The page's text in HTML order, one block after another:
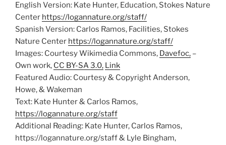
English Version: Kate Hunter, Education, Stokes Nature
Center https://logannature.org/staff/
Spanish Version: Carlos Ramos, Facilities, Stokes
Nature Center https://logannature.org/staff/
Images: Courtesy Wikimedia Commons, Davefoc, –
Own work, CC BY-SA 3.0, Link
Featured Audio: Courtesy & Copyright Anderson,
Howe, & Wakeman
Text: Kate Hunter & Carlos Ramos,
https://logannature.org/staff
Additional Reading: Kate Hunter, Carlos Ramos,
https://logannature.org/staff & Lyle Bingham,